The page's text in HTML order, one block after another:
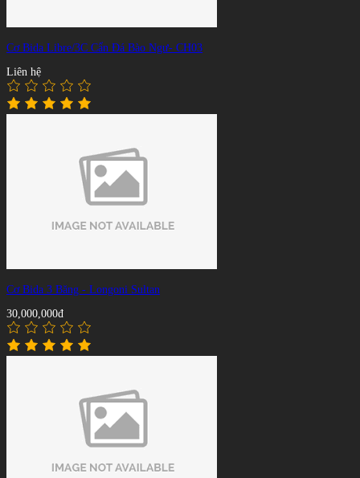
Cơ Bida Libre/3C Cẩn Đá Bào Ngư- CH03
Liên hệ
Cơ Bida 3 Băng - Longoni Sultan
30,000,000đ